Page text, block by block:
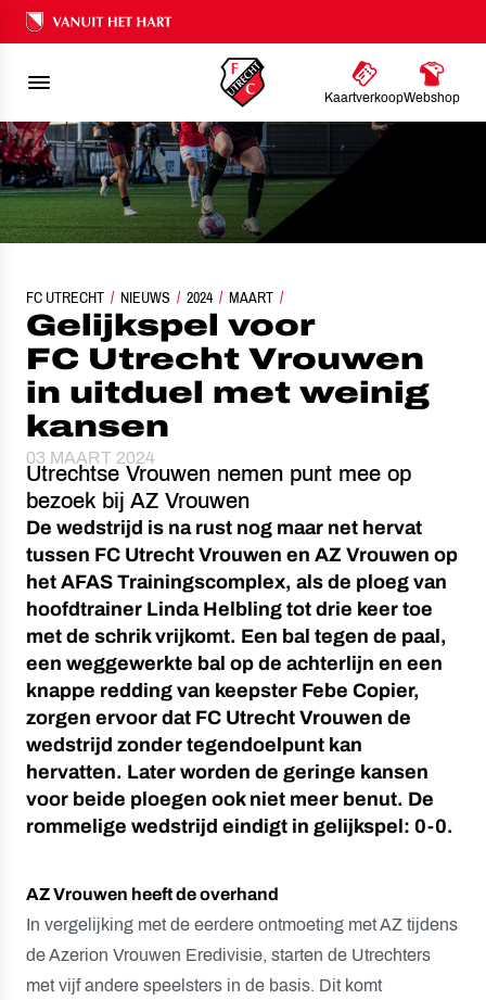
Ons nalatenschap
KaartverkoopWebshop
FC UTRECHT NIEUWS 2024 MAART
GELIJKSPEL VOOR FC UTRECHT VROUWEN IN UITDUEL MET WEINIG
Gelijkspel voor
FC Utrecht Vrouwen
in uitduel met weinig
kansen
03 MAART 2024
Utrechtse Vrouwen nemen punt mee op
bezoek bij AZ Vrouwen
De wedstrijd is na rust nog maar net hervat
tussen FC Utrecht Vrouwen en AZ Vrouwen op
het AFAS Trainingscomplex, als de ploeg van
hoofdtrainer Linda Helbling tot drie keer toe
met de schrik vrijkomt. Een bal tegen de paal,
een weggewerkte bal op de achterlijn en een
knappe redding van keepster Febe Copier,
zorgen ervoor dat FC Utrecht Vrouwen de
wedstrijd zonder tegendoelpunt kan
hervatten. Later worden de geringe kansen
voor beide ploegen ook niet meer benut. De
rommelige wedstrijd eindigt in gelijkspel: 0-0.
AZ Vrouwen heeft de overhand
In vergelijking met de eerdere ontmoeting met AZ tijdens
de Azerion Vrouwen Eredivisie, starten de Utrechters
met vijf andere speelsters in de basis. Dit komt